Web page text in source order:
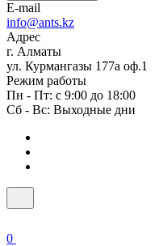
E-mail
info@ants.kz
Адрес
г. Алматы
ул. Курмангазы 177а оф.1
Режим работы
Пн - Пт: с 9:00 до 18:00
Сб - Вс: Выходные дни
0